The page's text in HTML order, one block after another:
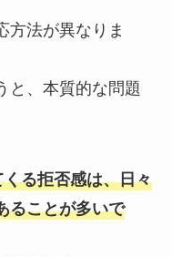
方法が異なりま
と、本質的な問題
る拒否感は、日々
ることが多いで